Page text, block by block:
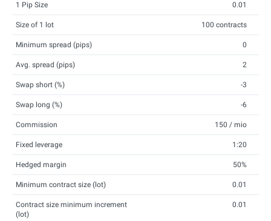
1 Pip Size 0.01
Size of 1 lot 100 contracts
Minimum spread (pips) 0
Avg. spread (pips) 2
Swap short (%) -3
Swap long (%) -6
Commission 150 / mio
Fixed leverage 1:20
Hedged margin 50%
Minimum contract size (lot) 0.01
Contract size minimum increment
(lot)
0.01